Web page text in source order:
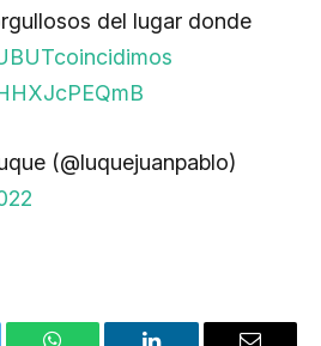
del lugar donde
(@luquejuanpablo)